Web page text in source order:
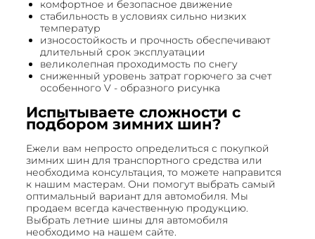
комфортное и безопасное движение
стабильность в условиях сильно низких
температур
износостойкость и прочность обеспечивают
длительный срок эксплуатации
великолепная проходимость по снегу
сниженный уровень затрат горючего за счет
особенного V - образного рисунка
Испытываете сложности с
подбором зимних шин?
Ежели вам непросто определиться с покупкой
зимних шин для транспортного средства или
необходима консультация, то можете направится
к нашим мастерам. Они помогут выбрать самый
оптимальный вариант для автомобиля. Мы
продаем всегда качественную продукцию.
Выбрать летние шины для автомобиля
необходимо на нашем сайте.